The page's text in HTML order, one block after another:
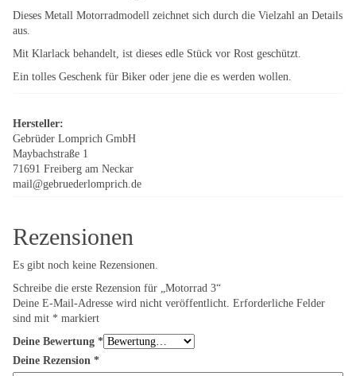
Dieses Metall Motorradmodell zeichnet sich durch die Vielzahl an Details
aus.
Mit Klarlack behandelt, ist dieses edle Stück vor Rost geschützt.
Ein tolles Geschenk für Biker oder jene die es werden wollen.
Hersteller:
Gebrüder Lomprich GmbH
Maybachstraße 1
71691 Freiberg am Neckar
mail@gebruederlomprich.de
Rezensionen
Es gibt noch keine Rezensionen.
Schreibe die erste Rezension für „Motorrad 3“
Deine E-Mail-Adresse wird nicht veröffentlicht. Erforderliche Felder
sind mit * markiert
Deine Bewertung *
Deine Rezension *